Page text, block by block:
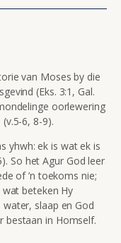
van Moses by die
(Eks. 3:1, Gal.
oorlewering
6, 8-9).
yhwh: ek is wat ek is
So het Agur God leer
of ’n toekoms nie;
wat beteken Hy
slaap en God
bestaan in Homself.